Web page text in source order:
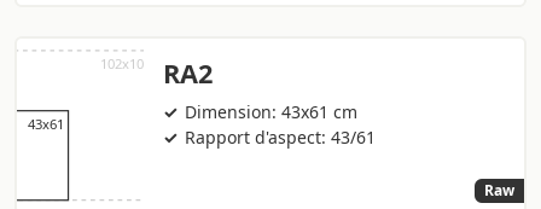
RA2
Dimension: 43x61 cm
Rapport d'aspect: 43/61
Raw